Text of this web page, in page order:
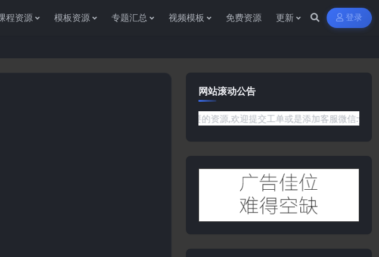
程资源 模板资源 专题汇总 视频模板 免费资源 更新 登录
网站滚动公告
!如果遇到任何问题或是网站没有你需要的资源,欢迎提交工单或是添加客服微信:ywb386获取